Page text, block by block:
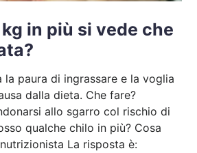
in più si vede che
paura di ingrassare e la voglia
dalla dieta. Che fare?
allo sgarro col rischio di
qualche chilo in più? Cosa
La risposta è: